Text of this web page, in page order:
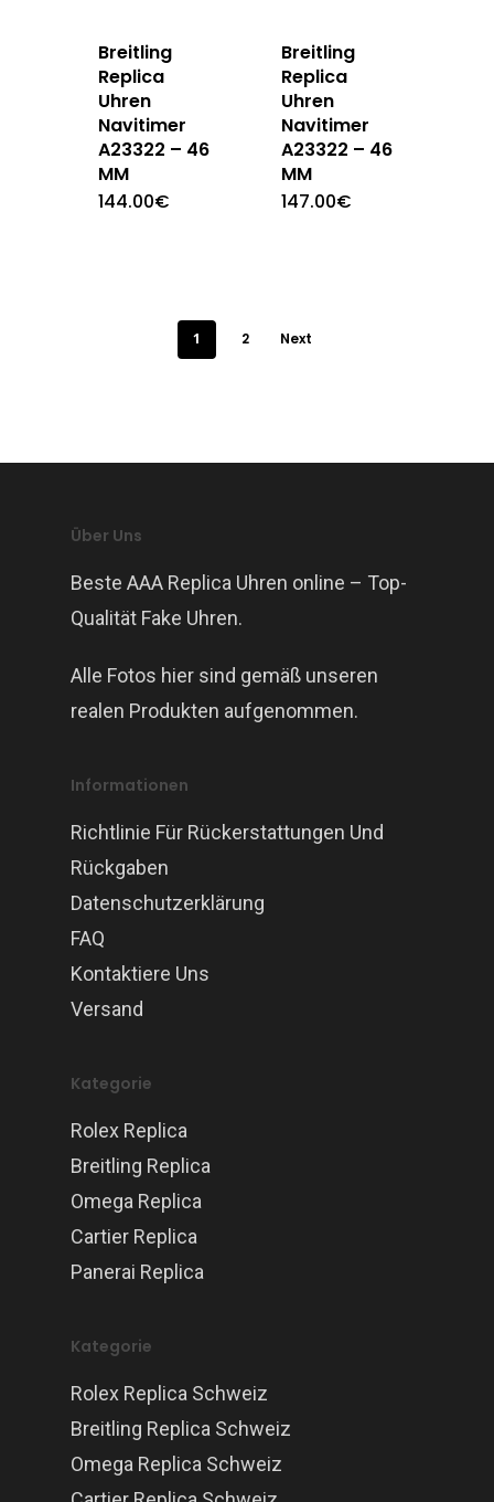
Breitling
Replica
Uhren
Navitimer
A23322 – 46
MM
144.00€
Breitling
Replica
Uhren
Navitimer
A23322 – 46
MM
147.00€
1 2 Next
Über Uns
Beste AAA Replica Uhren online – Top-
Qualität Fake Uhren.
Alle Fotos hier sind gemäß unseren
realen Produkten aufgenommen.
Informationen
Richtlinie Für Rückerstattungen Und
Rückgaben
Datenschutzerklärung
FAQ
Kontaktiere Uns
Versand
Kategorie
Rolex Replica
Breitling Replica
Omega Replica
Cartier Replica
Panerai Replica
Kategorie
Rolex Replica Schweiz
Breitling Replica Schweiz
Omega Replica Schweiz